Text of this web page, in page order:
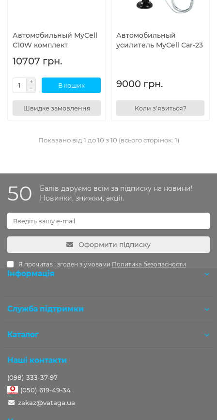
Автомобильный MyCell
С10W комплект
10707 грн.
В кошик
Швидке замовлення
Автомобильный
усилитель MyCell Сar-23
9000 грн.
Коли з'явиться?
Показано від 1 до 10 з 10 (всього сторінок: 1)
50
Балів даруємо всім за підписку на новини!
Новинки, знижки, акції.
Оформити підписку
Я прочитав і згоден з умовами Политика безопасности
Інформація
Служба підтримки
Каталог
Наші контакти
(098) 333-37-97
(050) 619-49-34
zakaz@vataga.ua